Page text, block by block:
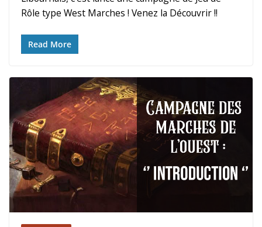
Rôle type West Marches ! Venez la Découvrir !!
Read More